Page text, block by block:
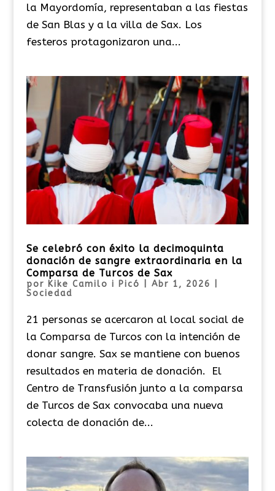
la Mayordomía, representaban a las fiestas
de San Blas y a la villa de Sax. Los
festeros protagonizaron una...
Se celebró con éxito la decimoquinta
donación de sangre extraordinaria en la
Comparsa de Turcos de Sax
por Kike Camilo i Picó Abr 1, 2026
Sociedad
21 personas se acercaron al local social de
la Comparsa de Turcos con la intención de
donar sangre. Sax se mantiene con buenos
resultados en materia de donación. El
Centro de Transfusión junto a la comparsa
de Turcos de Sax convocaba una nueva
colecta de donación de...